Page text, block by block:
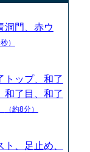
洞門、赤ウ
）
トップ、和了
和了目、和了
（約8分）
、足止め、